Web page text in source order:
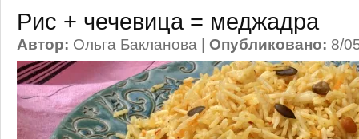
Рис + чечевица = меджадра
Автор: Ольга Бакланова | Опубликовано: 8/